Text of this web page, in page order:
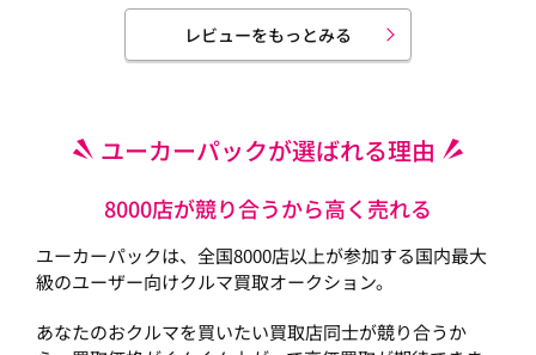
レビューをもっとみる
ユーカーパックが選ばれる理由
8000店が競り合うから高く売れる
ユーカーパックは、全国8000店以上が参加する国内最大
級のユーザー向けクルマ買取オークション。
あなたのおクルマを買いたい買取店同士が競り合うか